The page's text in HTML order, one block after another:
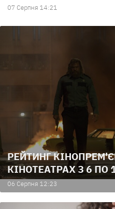
07 Серпня 14:21
РЕЙТИНГ
КІНОТЕАТРАХ З 6 ПО
06 Серпня 12:23